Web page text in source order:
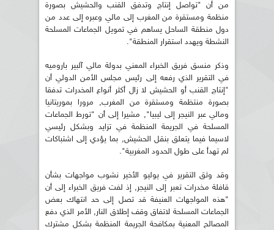
من أن "تواصل إنتاج وتدفق القنب والحشيش بصورة
منظمة ومستقرة من المغرب إلى مالي وعبره إلى عدد من
دول منطقة الساحل يساهم في تمويل الجماعات المسلحة
النشطة ويهدد استقرار المنطقة".
وذكر منسق فريق الخبراء المعني بدولة مالي آلبير باروميه
في التقرير الذي رفعه إلى رئيس مجلس الأمن الدولي أن
"إنتاج القنب أو الحشيش لا زال أكثر أنواع المخدرات تدفقا
بصورة منتظمة ومستقرة من المغرب, مرورا بموريتانيا
ومالي عبر النيجر إلى ليبيا", مشيرا إلى أن "تورط الجماعات
المسلحة في الجريمة المنظمة في تزايد وبشكل رئيسي
لاسيما فيما يتعلق بنقل الحشيش, بما يؤدي إلى اشتباكات
لم تهدأ على طول الحدود المغربية".
وقد وثق التقرير في يوليو الأخير نشوب مواجهات بشأن
قافلة مخدرات تعبر إلى النيجر, إذ لفت فريق الخبراء إلى أن
"هذه المواجهات العنيفة قد تصل إلى حد انتهاك بعض
الجماعات المسلحة لاتفاق وقف إطلاق النار, الأمر الذي دفع
المصالح المعنية بمكافحة الجريمة المنظمة بشكل مشترك